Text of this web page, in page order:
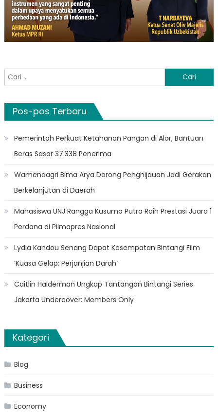
Cari
untuk:
Pos-pos Terbaru
Pemerintah Perkuat Ketahanan Pangan di Alor, Bantuan
Beras Sasar 37.338 Penerima
Wamendagri Bima Arya Dorong Penghijauan Jadi Gerakan
Berkelanjutan di Daerah
Mahasiswa UNJ Rangga Kusuma Putra Raih Prestasi Juara 1
Perdana di Pilmapres Nasional
Lydia Kandou Senang Dapat Kesempatan Bintangi Film
‘Kuasa Gelap: Perjanjian Darah’
Caitlin Halderman Ungkap Tantangan Bintangi Series
Jakarta Undercover: Members Only
Kategori
Blog
Business
Economy